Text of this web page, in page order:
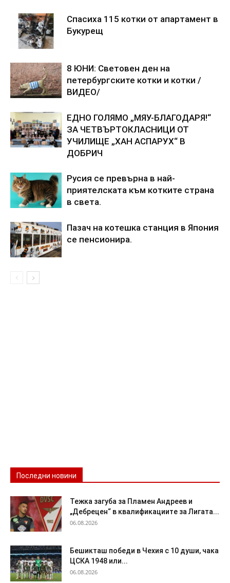
Спасиха 115 котки от апартамент в
Букурещ
8 ЮНИ: Световен ден на
петербургските котки и котки /
ВИДЕО/
ЕДНО ГОЛЯМО „МЯУ-БЛАГОДАРЯ!“
ЗА ЧЕТВЪРТОКЛАСНИЦИ ОТ
УЧИЛИЩЕ „ХАН АСПАРУХ“ В
ДОБРИЧ
Русия се превърна в най-
приятелската към котките страна
в света.
Пазач на котешка станция в Япония
се пенсионира.
Последни новини
Тежка загуба за Пламен Андреев и
„Дебрецен“ в квалификациите за Лигата...
06.08.2026
Бешикташ победи в Чехия с 10 души, чака
ЦСКА 1948 или...
06.08.2026